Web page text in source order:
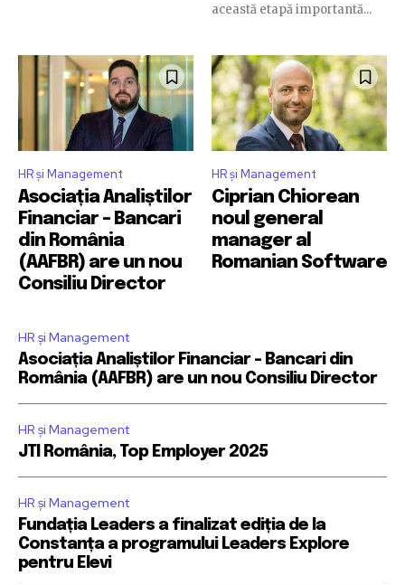
această etapă importantă...
HR și Management
Asociația Analiștilor
Financiar – Bancari
din România
(AAFBR) are un nou
Consiliu Director
HR și Management
Ciprian Chiorean
noul general
manager al
Romanian Software
HR și Management
Asociația Analiștilor Financiar – Bancari din
România (AAFBR) are un nou Consiliu Director
HR și Management
JTI România, Top Employer 2025
HR și Management
Fundația Leaders a finalizat ediția de la
Constanța a programului Leaders Explore
pentru Elevi